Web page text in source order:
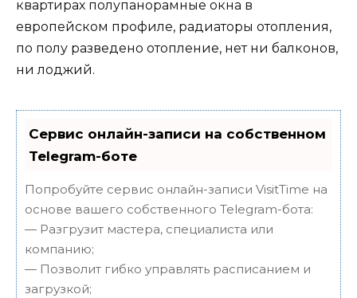
квартирах полупанорамные окна в
европейском профиле, радиаторы отопления,
по полу разведено отопление, нет ни балконов,
ни лоджий.
Сервис онлайн-записи на собственном
Telegram-боте
Попробуйте сервис онлайн-записи VisitTime на
основе вашего собственного Telegram-бота:
— Разгрузит мастера, специалиста или
компанию;
— Позволит гибко управлять расписанием и
загрузкой;